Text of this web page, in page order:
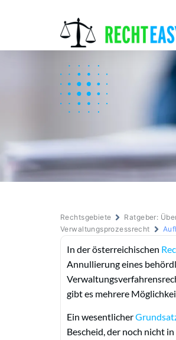
Rechtsgebiete Ratgeber:
Verwaltungsprozessrecht
In der österreichischen
Annullierung eines
gibt es mehrere
Ein wesentlicher
Bescheid, der noch nicht in
Alle Anwälte